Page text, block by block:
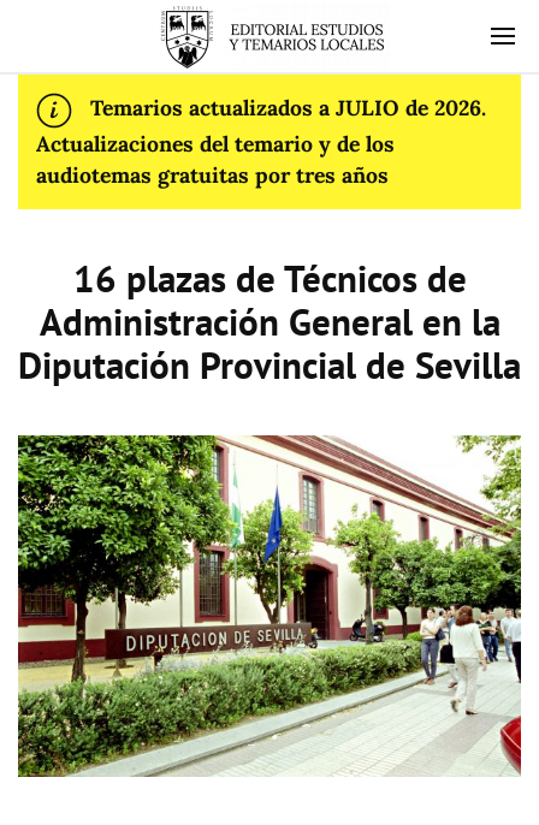
Temarios actualizados a JULIO de 2026.
Actualizaciones del temario y de los
audiotemas gratuitas por tres años
16 plazas de Técnicos de
Administración General en la
Diputación Provincial de Sevilla